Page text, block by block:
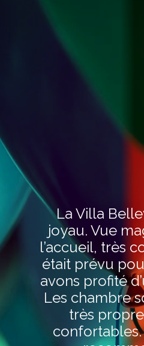
Un vrai coin
Séjour
est
Hôtes sont
accueillants et
formidable.